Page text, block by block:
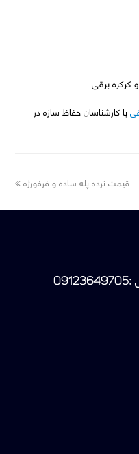
برقی
با کارشناسان حفاظ سازه در
next
قیمت نرده پله ساده و فرفورژه
:
09123649705